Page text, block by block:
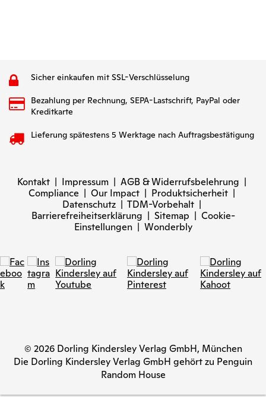
Sicher einkaufen mit SSL-Verschlüsselung
Bezahlung per Rechnung, SEPA-Lastschrift, PayPal oder
Kreditkarte
Lieferung spätestens 5 Werktage nach Auftragsbestätigung
Kontakt | Impressum | AGB & Widerrufsbelehrung |
Compliance | Our Impact | Produktsicherheit |
Datenschutz | TDM-Vorbehalt |
Barrierefreiheitserklärung | Sitemap | Cookie-
Einstellungen| Wonderbly
© 2026 Dorling Kindersley Verlag GmbH, München
Die Dorling Kindersley Verlag GmbH gehört zu Penguin
Random House